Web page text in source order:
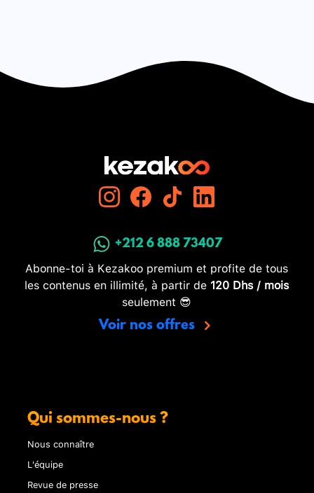
+212 6 888 73407
Abonne-toi à Kezakoo premium et profite de tous
les contenus en illimité, à partir de 120 Dhs / mois
seulement 😎
Voir nos offres
Qui sommes-nous ?
Nous connaître
L'équipe
Revue de presse